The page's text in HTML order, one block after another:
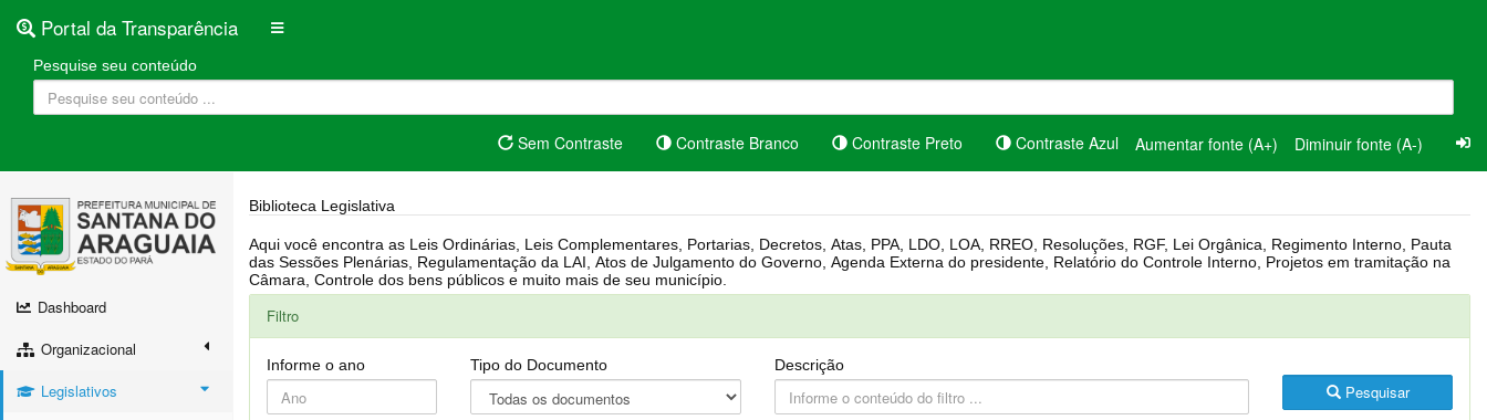
Portal da Transparência
Pesquise seu conteúdo
Sem Contraste Contraste Branco Contraste Preto Contraste Azul Aumentar fonte (A+) Diminuir fonte (A-)
Dashboard
Organizacional
Legislativos
Biblioteca Legislativa
Aqui você encontra as Leis Ordinárias, Leis Complementares, Portarias, Decretos, Atas, PPA, LDO, LOA, RREO, Resoluções, RGF, Lei Orgânica, Regimento Interno, Pauta
das Sessões Plenárias, Regulamentação da LAI, Atos de Julgamento do Governo, Agenda Externa do presidente, Relatório do Controle Interno, Projetos em tramitação na
Câmara, Controle dos bens públicos e muito mais de seu município.
Filtro
Informe o ano Tipo do Documento Descrição
Pesquisar